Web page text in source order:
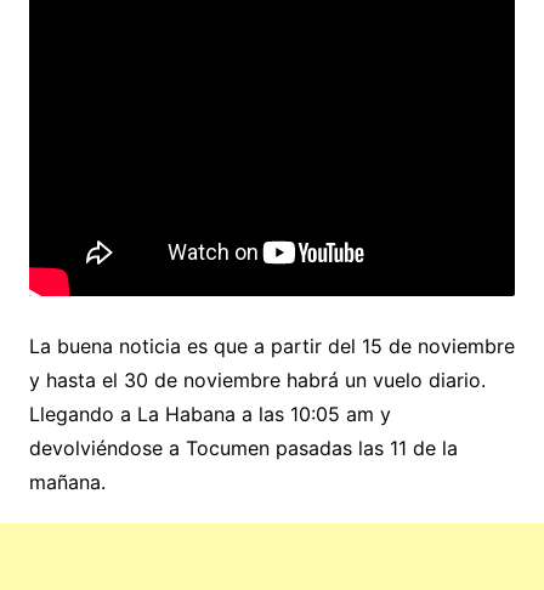
La buena noticia es que a partir del 15 de noviembre
y hasta el 30 de noviembre habrá un vuelo diario.
Llegando a La Habana a las 10:05 am y
devolviéndose a Tocumen pasadas las 11 de la
mañana.